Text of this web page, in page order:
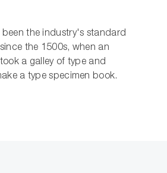
been the industry's standard
the 1500s, when an
a galley of type and
a type specimen book.